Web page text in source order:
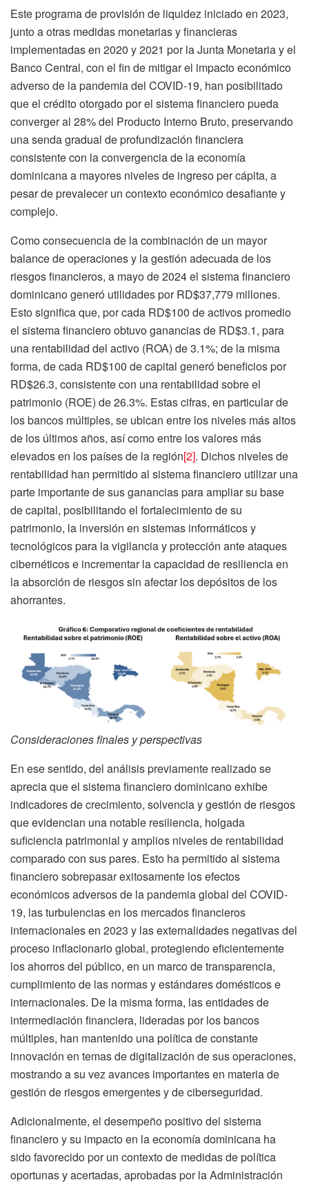
Este programa de provisión de liquidez iniciado en 2023,
junto a otras medidas monetarias y financieras
implementadas en 2020 y 2021 por la Junta Monetaria y el
Banco Central, con el fin de mitigar el impacto económico
adverso de la pandemia del COVID-19, han posibilitado
que el crédito otorgado por el sistema financiero pueda
converger al 28% del Producto Interno Bruto, preservando
una senda gradual de profundización financiera
consistente con la convergencia de la economía
dominicana a mayores niveles de ingreso per cápita, a
pesar de prevalecer un contexto económico desafiante y
complejo.
Como consecuencia de la combinación de un mayor
balance de operaciones y la gestión adecuada de los
riesgos financieros, a mayo de 2024 el sistema financiero
dominicano generó utilidades por RD$37,779 millones.
Esto significa que, por cada RD$100 de activos promedio
el sistema financiero obtuvo ganancias de RD$3.1, para
una rentabilidad del activo (ROA) de 3.1%; de la misma
forma, de cada RD$100 de capital generó beneficios por
RD$26.3, consistente con una rentabilidad sobre el
patrimonio (ROE) de 26.3%. Estas cifras, en particular de
los bancos múltiples, se ubican entre los niveles más altos
de los últimos años, así como entre los valores más
elevados en los países de la región[2]. Dichos niveles de
rentabilidad han permitido al sistema financiero utilizar una
parte importante de sus ganancias para ampliar su base
de capital, posibilitando el fortalecimiento de su
patrimonio, la inversión en sistemas informáticos y
tecnológicos para la vigilancia y protección ante ataques
cibernéticos e incrementar la capacidad de resiliencia en
la absorción de riesgos sin afectar los depósitos de los
ahorrantes.
Consideraciones finales y perspectivas
En ese sentido, del análisis previamente realizado se
aprecia que el sistema financiero dominicano exhibe
indicadores de crecimiento, solvencia y gestión de riesgos
que evidencian una notable resiliencia, holgada
suficiencia patrimonial y amplios niveles de rentabilidad
comparado con sus pares. Esto ha permitido al sistema
financiero sobrepasar exitosamente los efectos
económicos adversos de la pandemia global del COVID-
19, las turbulencias en los mercados financieros
internacionales en 2023 y las externalidades negativas del
proceso inflacionario global, protegiendo eficientemente
los ahorros del público, en un marco de transparencia,
cumplimiento de las normas y estándares domésticos e
internacionales. De la misma forma, las entidades de
intermediación financiera, lideradas por los bancos
múltiples, han mantenido una política de constante
innovación en temas de digitalización de sus operaciones,
mostrando a su vez avances importantes en materia de
gestión de riesgos emergentes y de ciberseguridad.
Adicionalmente, el desempeño positivo del sistema
financiero y su impacto en la economía dominicana ha
sido favorecido por un contexto de medidas de política
oportunas y acertadas, aprobadas por la Administración